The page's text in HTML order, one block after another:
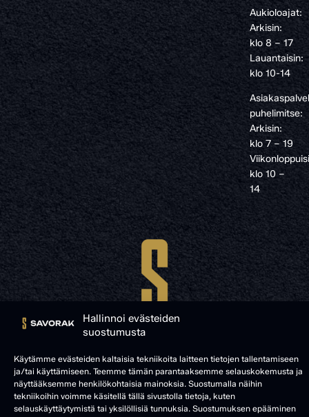
Hallinnoi evästeiden
suostumusta
Käytämme evästeiden kaltaisia tekniikoita laitteen tietojen tallentamiseen
ja/tai käyttämiseen. Teemme tämän parantaaksemme selauskokemusta ja
näyttääksemme henkilökohtaisia mainoksia. Suostumalla näihin
tekniikoihin voimme käsitellä tällä sivustolla tietoja, kuten
selauskäyttäytymistä tai yksilöllisiä tunnuksia. Suostumuksen epääminen
Aukioloajat:
Arkisin:
klo 8 – 17
Lauantaisin:
klo 10-14
puhelimitse:
Arkisin:
klo 7 – 19
klo 10 –
14
© SAVORAK 2025